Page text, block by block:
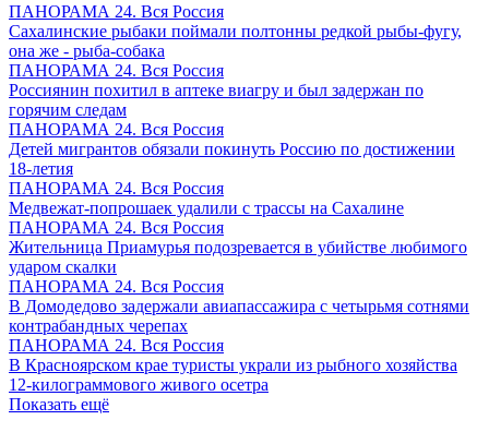
ПАНОРАМА 24. Вся Россия
Сахалинские рыбаки поймали полтонны редкой рыбы-фугу,
она же - рыба-собака
ПАНОРАМА 24. Вся Россия
Россиянин похитил в аптеке виагру и был задержан по
горячим следам
ПАНОРАМА 24. Вся Россия
Детей мигрантов обязали покинуть Россию по достижении
18-летия
ПАНОРАМА 24. Вся Россия
Медвежат-попрошаек удалили с трассы на Сахалине
ПАНОРАМА 24. Вся Россия
Жительница Приамурья подозревается в убийстве любимого
ударом скалки
ПАНОРАМА 24. Вся Россия
В Домодедово задержали авиапассажира с четырьмя сотнями
контрабандных черепах
ПАНОРАМА 24. Вся Россия
В Красноярском крае туристы украли из рыбного хозяйства
12-килограммового живого осетра
Показать ещё